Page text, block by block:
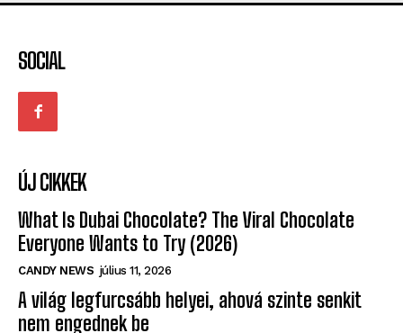
What Is Dubai Chocolate? The Viral Chocolate
Everyone Wants to Try (2026)
CANDY NEWS július 11, 2026
A világ legfurcsább helyei, ahová szinte senkit
nem engednek be
ÉRDEKES május 10, 2026